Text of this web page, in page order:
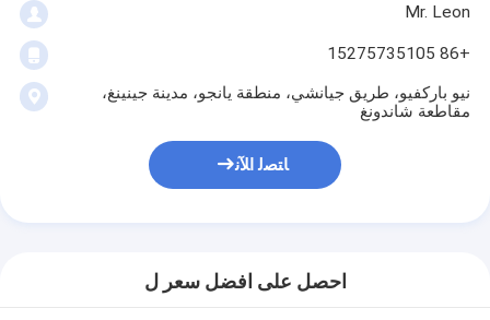
Mr. Leon
+86 15275735105
نيو باركفيو، طريق جيانشي، منطقة يانجو، مدينة جينينغ،
مقاطعة شاندونغ
ﺎﺘﺼﻟ ﺍﻶﻧ
احصل على افضل سعر ل